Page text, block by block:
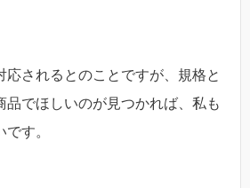
応されるとのことですが、規格と
品でほしいのが見つかれば、私も
す。